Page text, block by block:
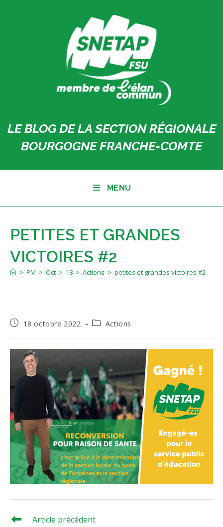
LE BLOG DE LA SECTION RÉGIONALE
BOURGOGNE FRANCHE-COMTE
MENU
PETITES ET GRANDES
VICTOIRES #2
> PM > Oct > 18 > Actions > petites et grandes victoires #2
Publication
18 octobre 2022
PostActions
Read
Article précédent